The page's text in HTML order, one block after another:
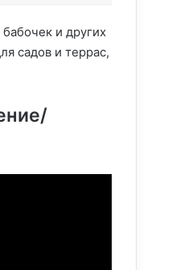
и других
садов и террас,